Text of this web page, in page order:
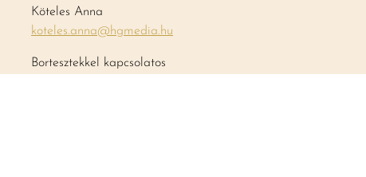
Köteles Anna
koteles.anna@hgmedia.hu
Bortesztekkel kapcsolatos